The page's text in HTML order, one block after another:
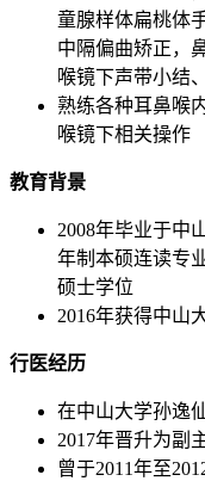
童腺样体扁桃体
中隔偏曲矫正，
喉镜下声带小结
熟练各种耳鼻喉
喉镜下相关操作
教育背景
2008年毕业于中
年制本硕连读专
硕士学位
2016年获得中山
行医经历
在中山大学孙逸
2017年晋升为副
曾于2011年至